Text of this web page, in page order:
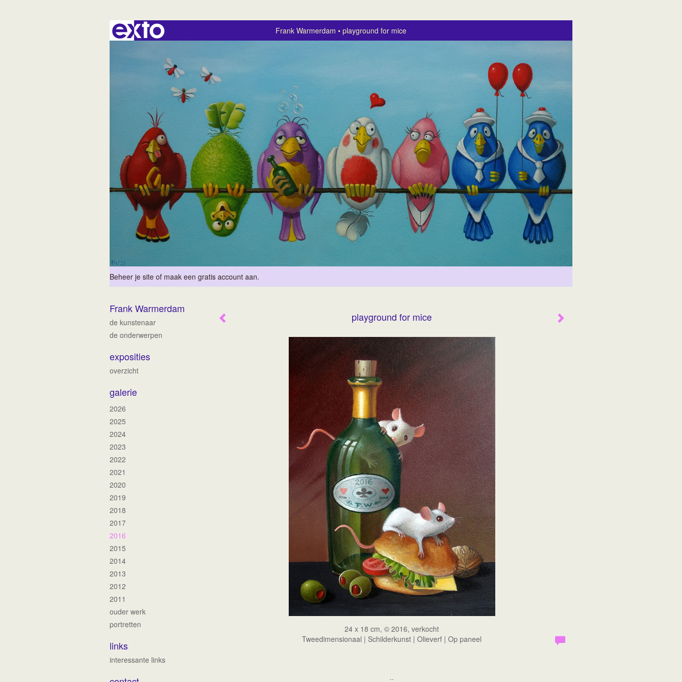
Frank Warmerdam playground for mice
Beheer je site of maak een gratis account aan.
playground for mice
24 x 18 cm, © 2016, verkocht
Tweedimensionaal | Schilderkunst | Olieverf | Op paneel
..
Frank Warmerdam
de kunstenaar
de onderwerpen
exposities
overzicht
galerie
2026
2025
2024
2023
2022
2021
2020
2019
2018
2017
2016
2015
2014
2013
2012
2011
ouder werk
portretten
links
interessante links